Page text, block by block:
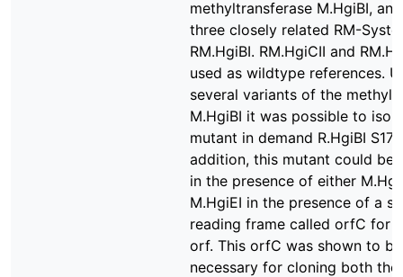
methyltransferase M.HgiBI,
three closely related RM-
RM.HgiBI. RM.HgiCII and
used as wildtype references.
several variants of the
M.HgiBI it was possible to
mutant in demand R.HgiBI
addition, this mutant could be
in the presence of either
M.HgiEI in the presence of a
reading frame called orfC for
orf. This orfC was shown to be
necessary for cloning both the